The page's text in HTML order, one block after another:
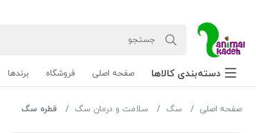
دسته‌بندی‌ کالاها صفحه اصلی فروشگاه برندها
صفحه اصلی سگ سلامت و درمان سگ قطره سگ